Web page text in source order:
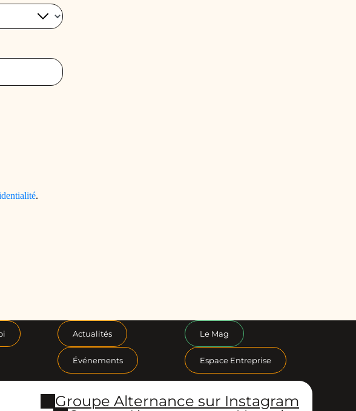
Actualités Le Mag
Événements Espace Entreprise
Groupe Alternance sur Instagram